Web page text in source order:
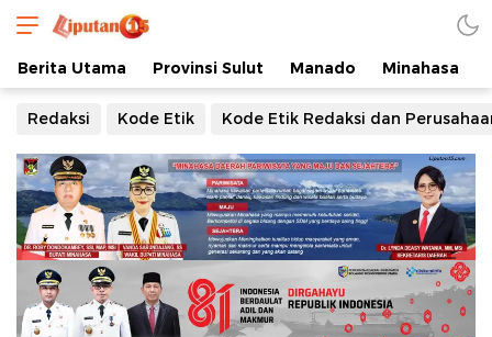
Berita Utama Provinsi Sulut Manado Minahasa
Redaksi Kode Etik Kode Etik Redaksi dan